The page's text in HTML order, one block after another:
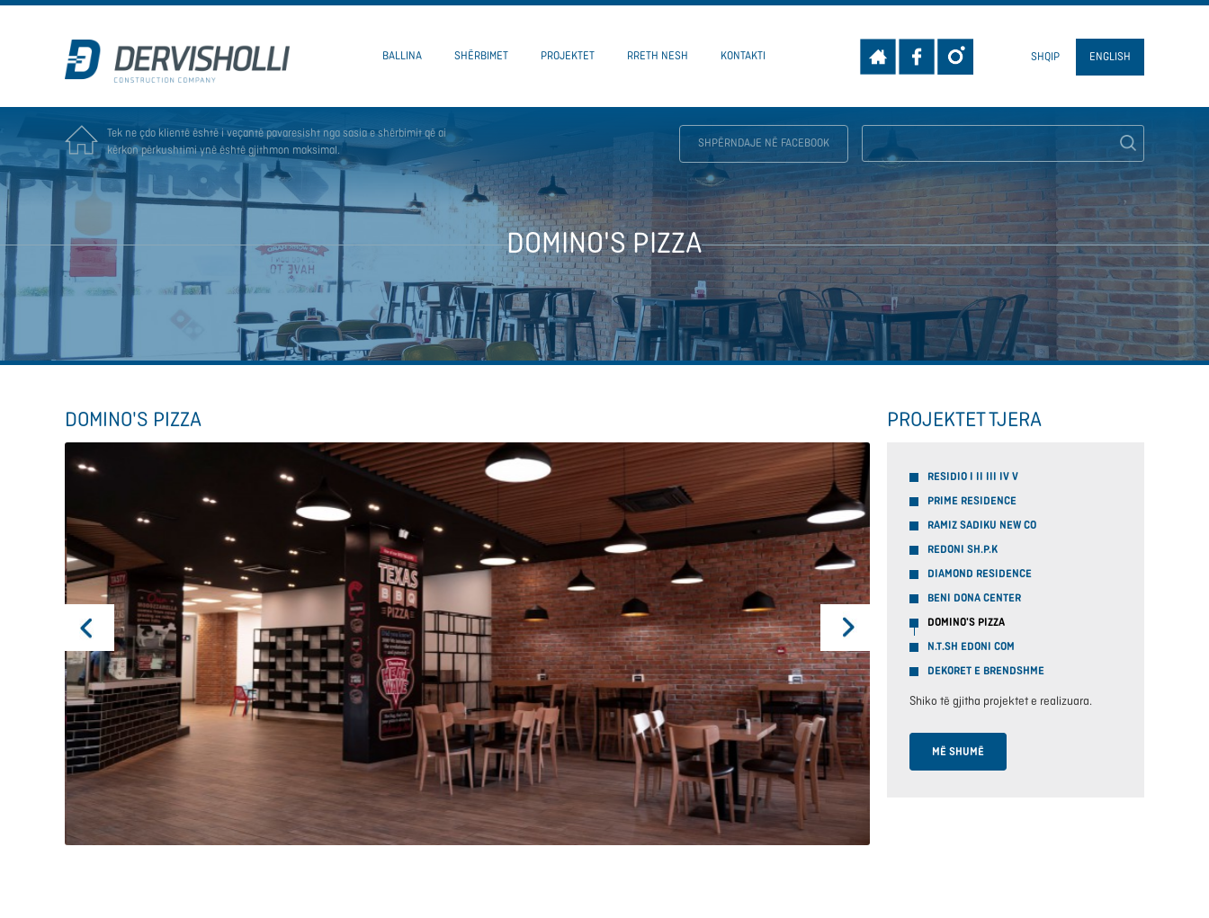
BALLINA SHËRBIMET PROJEKTET RRETH NESH KONTAKTI SHQIP ENGLISH
Tek ne çdo klientë është i veçantë pavaresisht nga sasia e shërbimit që ai
kërkon përkushtimi ynë është gjithmon maksimal.
SHPËRNDAJE NË FACEBOOK
DOMINO'S PIZZA
DOMINO'S PIZZA PROJEKTET TJERA
RESIDIO I II III IV V
PRIME RESIDENCE
RAMIZ SADIKU NEW CO
REDONI SH.P.K
DIAMOND RESIDENCE
BENI DONA CENTER
DOMINO'S PIZZA
N.T.SH EDONI COM
DEKORET E BRENDSHME
Shiko të gjitha projektet e realizuara.
MË SHUMË